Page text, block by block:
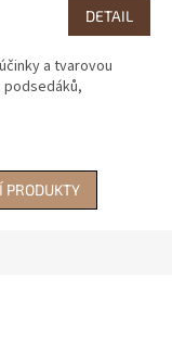
DETAIL
a tvarovou
PRODUKTY